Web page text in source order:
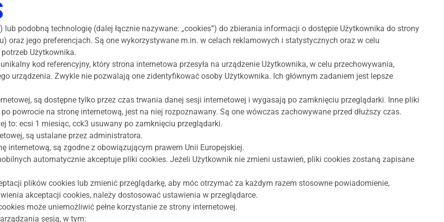
podobną technologię (dalej łącznie nazywane: „cookies”) do zbierania informacji o dostępie Użytkownika do strony
oraz jego preferencjach. Są one wykorzystywane m.in. w celach reklamowych i statystycznych oraz w celu
Użytkownika.
kod referencyjny, który strona internetowa przesyła na urządzenie Użytkownika, w celu przechowywania,
urządzenia. Zwykle nie pozwalają one zidentyfikować osoby Użytkownika. Ich głównym zadaniem jest lepsze
są dostępne tylko przez czas trwania danej sesji internetowej i wygasają po zamknięciu przeglądarki. Inne pliki
powrocie na stronę internetową, jest na niej rozpoznawany. Są one wówczas zachowywane przed dłuższy czas.
to: ecsi 1 miesiąc, cck3 usuwany po zamknięciu przeglądarki.
są ustalane przez administratora.
internetową, są zgodne z obowiązującym prawem Unii Europejskiej.
automatycznie akceptuje pliki cookies. Jeżeli Użytkownik nie zmieni ustawień, pliki cookies zostaną zapisane
plików cookies lub zmienić przeglądarkę, aby móc otrzymać za każdym razem stosowne powiadomienie,
akceptacji cookies, należy dostosować ustawienia w przeglądarce.
może uniemożliwić pełne korzystanie ze strony internetowej.
sesją, w tym: